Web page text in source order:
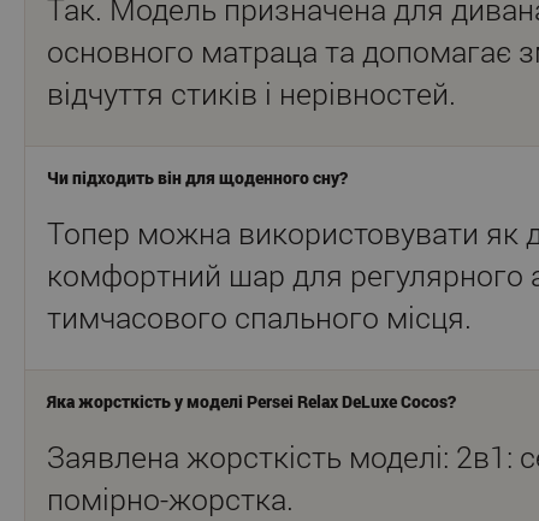
Так. Модель призначена для
основного матраца та допомагає
відчуття стиків і нерівностей.
Чи підходить він для щоденного сну?
Топер можна використовувати як
комфортний шар для регулярного
тимчасового спального місця.
Яка жорсткість у моделі Persei Relax DeLuxe Cocos?
Заявлена жорсткість моделі: 2в1:
помірно-жорстка.